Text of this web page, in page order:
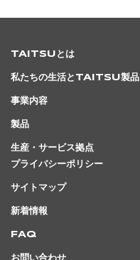
TAITSUとは
私たちの生活とTAITSU製品
事業内容
製品
生産・サービス拠点
プライバシーポリシー
サイトマップ
新着情報
FAQ
お問い合わせ